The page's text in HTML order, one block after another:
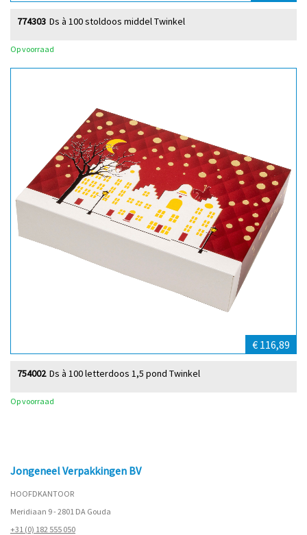
Ds à 100 stoldoos middel Twinkel
774303
Op voorraad
€ 116,89
Ds à 100 letterdoos 1,5 pond Twinkel
754002
Op voorraad
Jongeneel Verpakkingen BV
HOOFDKANTOOR
Meridiaan 9 - 2801 DA Gouda
+31 (0) 182 555 050